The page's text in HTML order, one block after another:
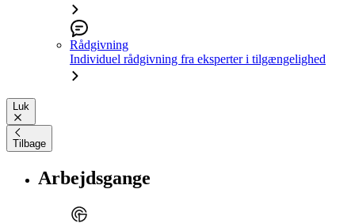
Rådgivning
Individuel rådgivning fra eksperter i tilgængelighed
Luk
Tilbage
Arbejdsgange